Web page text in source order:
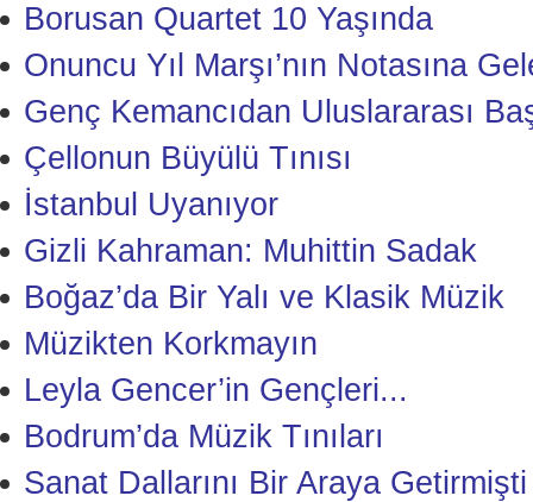
Borusan Quartet 10 Yaşında
Onuncu Yıl Marşı’nın Notasına
Genç Kemancıdan Uluslararası
Çellonun Büyülü Tınısı
İstanbul Uyanıyor
Gizli Kahraman: Muhittin Sadak
Boğaz’da Bir Yalı ve Klasik Müzik
Müzikten Korkmayın
Leyla Gencer’in Gençleri...
Bodrum’da Müzik Tınıları
Sanat Dallarını Bir Araya Getirmişti